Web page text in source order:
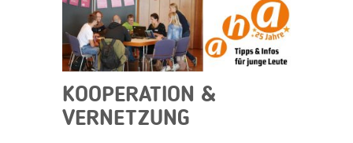
KOOPERATION &
VERNETZUNG